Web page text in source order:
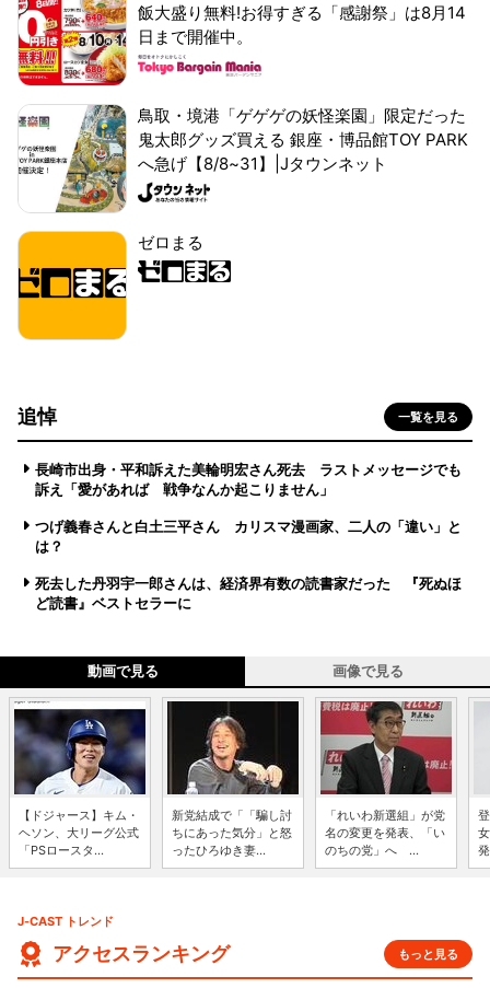
飯大盛り無料!お得すぎる「感謝祭」は8月14
日まで開催中。
鳥取・境港「ゲゲゲの妖怪楽園」限定だった
鬼太郎グッズ買える 銀座・博品館TOY PARK
へ急げ【8/8~31】|Jタウンネット
ゼロまる
追悼 一覧を見る
長崎市出身・平和訴えた美輪明宏さん死去 ラストメッセージでも
訴え「愛があれば 戦争なんか起こりません」
つげ義春さんと白土三平さん カリスマ漫画家、二人の「違い」と
は？
死去した丹羽宇一郎さんは、経済界有数の読書家だった 『死ぬほ
ど読書』ベストセラーに
動画で見る 画像で見る
【ドジャース】キム・
ヘソン、大リーグ公式
「PSロースタ...
新党結成で「「騙し討
ちにあった気分」と怒
ったひろゆき妻...
「れいわ新選組」が党
名の変更を発表、「い
のちの党」へ ...
J-CAST トレンド
アクセスランキング もっと見る